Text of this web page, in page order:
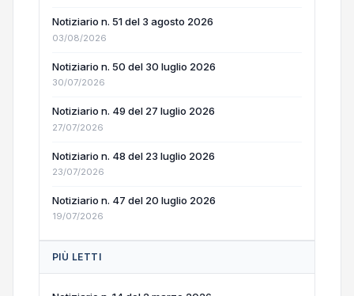
Notiziario n. 51 del 3 agosto 2026
03/08/2026
Notiziario n. 50 del 30 luglio 2026
30/07/2026
Notiziario n. 49 del 27 luglio 2026
27/07/2026
Notiziario n. 48 del 23 luglio 2026
23/07/2026
Notiziario n. 47 del 20 luglio 2026
19/07/2026
PIÙ LETTI